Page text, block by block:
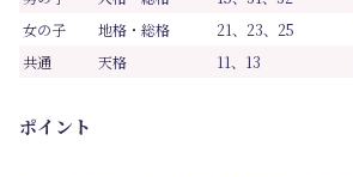
女の子
地格・総格 21、23、25
共通
天格 11、13
ポイント